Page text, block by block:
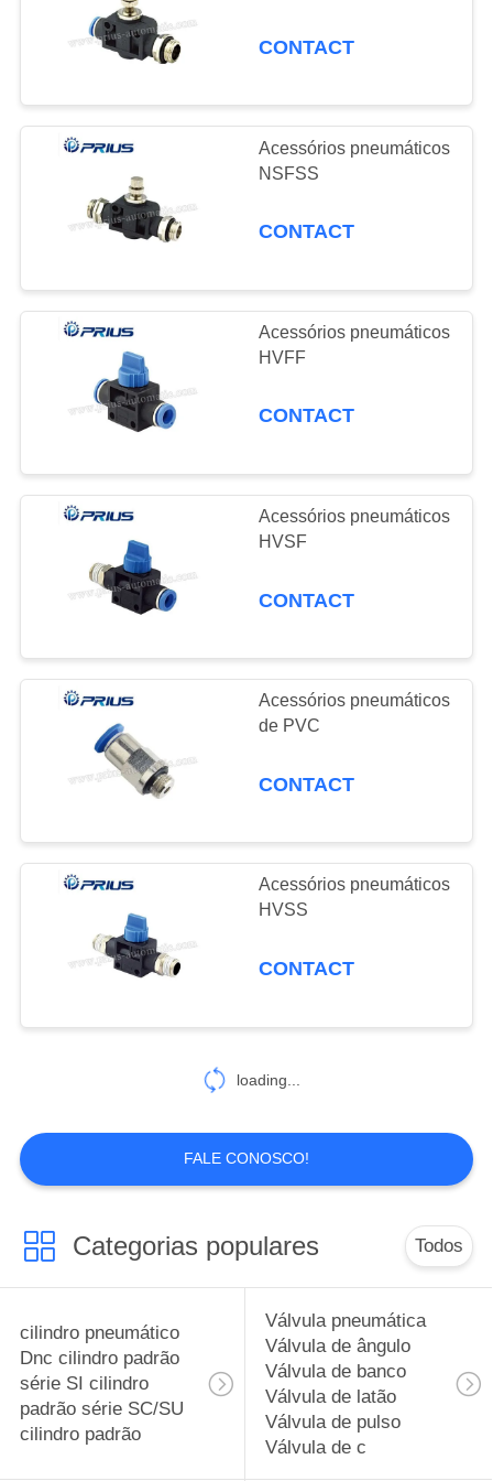
POLICYpneumáticos
Comutador de
pressão Absorvedor
de choque Tubo de
arr
ODM e Exposição
de Produtos
Populares
CONTACT
Acessórios pneumáticos
NSFSS
CONTACT
Acessórios pneumáticos
HVFF
CONTACT
Acessórios pneumáticos
HVSF
CONTACT
Acessórios pneumáticos
de PVC
CONTACT
Acessórios pneumáticos
HVSS
CONTACT
loading...
FALE CONOSCO!
Categorias populares Todos
cilindro pneumático
Dnc cilindro padrão
série SI cilindro
padrão série SC/SU
cilindro padrão
Válvula pneumática
Válvula de ângulo
Válvula de banco
Válvula de latão
Válvula de pulso
Válvula de c